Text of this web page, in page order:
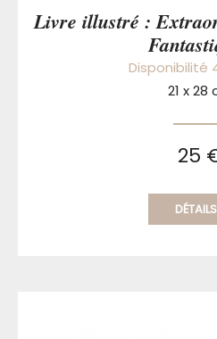
Livre illustré :
Disponibilité
21 x 28
25
DÉTAILS